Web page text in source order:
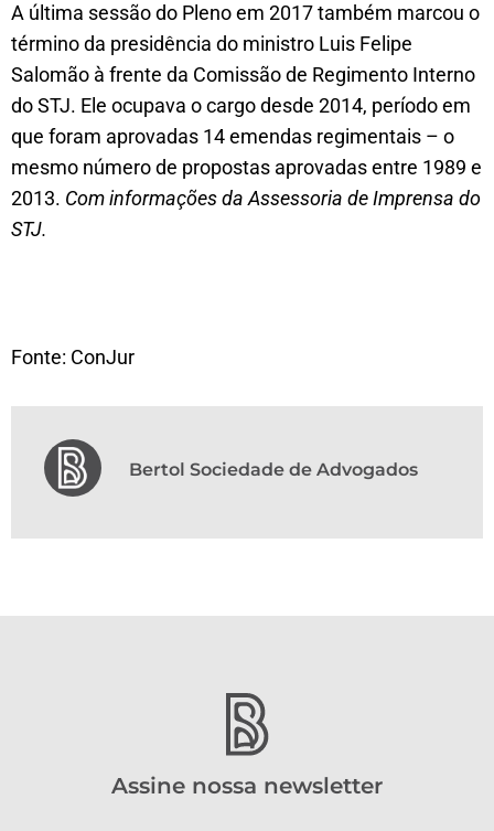
A última sessão do Pleno em 2017 também marcou o
término da presidência do ministro Luis Felipe
Salomão à frente da Comissão de Regimento Interno
do STJ. Ele ocupava o cargo desde 2014, período em
que foram aprovadas 14 emendas regimentais – o
mesmo número de propostas aprovadas entre 1989 e
2013. Com informações da Assessoria de Imprensa do
STJ.
Fonte: ConJur
Bertol Sociedade de Advogados
Assine nossa newsletter